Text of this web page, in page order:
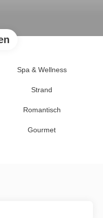
Spa & Wellness
Strand
Romantisch
Gourmet